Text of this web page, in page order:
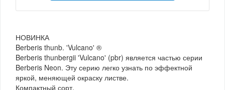
НОВИНКА
Berberis thunb. 'Vulcano' ®
Berberis thunbergii 'Vulcano' (pbr) является частью серии
Berberis Neon. Эту серию легко узнать по эффектной
яркой, меняющей окраску листве.
Компактный сорт.